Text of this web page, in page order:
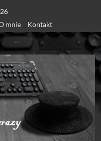
mnie Kontakt